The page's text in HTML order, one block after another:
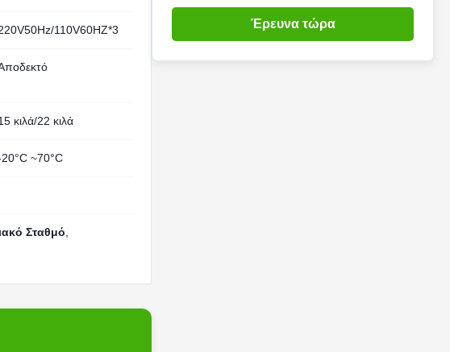
110V60HZ*3
κιλά/22 κιλά
~70°C
Σταθμό
Έρευνα τώρα